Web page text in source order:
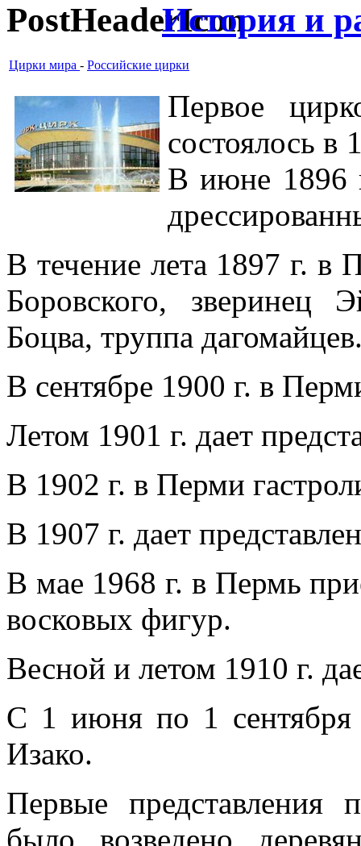
История и
Цирки мира - Российские цирки
Первое
состоялось
В июне 1896
В течение лета 1897 г. в
Боровского, зверинец
Боцва, труппа
В сентябре 1900 г. в
Летом 1901 г. дает
В 1902 г. в Перми
В 1907 г. дает
В мае 1968 г. в Пермь
восковых фигур.
Весной и летом 1910 г.
С 1 июня по 1 сентября
Изако.
Первые представления